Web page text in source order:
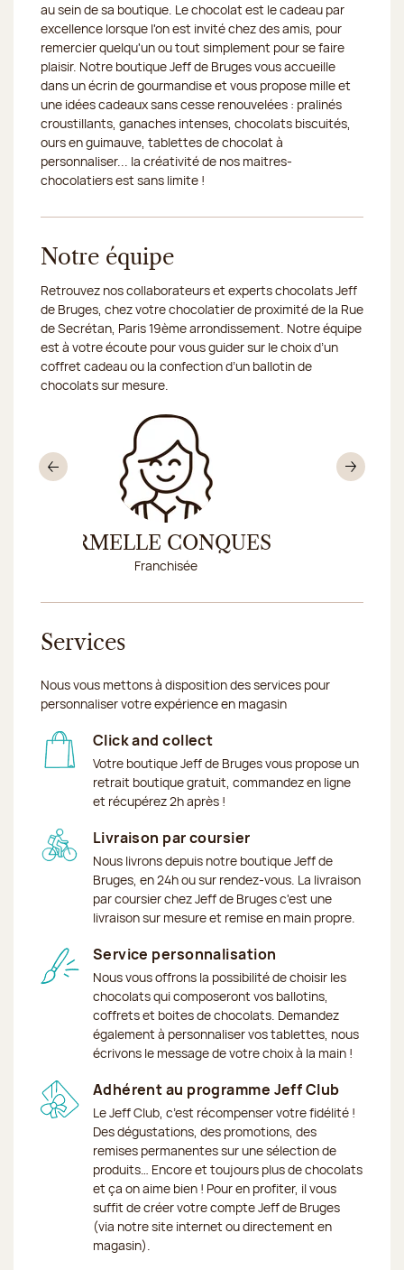
20/08/2026 Fermé
au sein de sa boutique. Le chocolat est le cadeau par
excellence lorsque l'on est invité chez des amis, pour
remercier quelqu'un ou tout simplement pour se faire
plaisir. Notre boutique Jeff de Bruges vous accueille
dans un écrin de gourmandise et vous propose mille et
une idées cadeaux sans cesse renouvelées : pralinés
croustillants, ganaches intenses, chocolats biscuités,
ours en guimauve, tablettes de chocolat à
personnaliser... la créativité de nos maitres-
chocolatiers est sans limite !
Notre équipe
Retrouvez nos collaborateurs et experts chocolats Jeff
de Bruges, chez votre chocolatier de proximité de la Rue
de Secrétan, Paris 19ème arrondissement. Notre équipe
est à votre écoute pour vous guider sur le choix d’un
coffret cadeau ou la confection d’un ballotin de
chocolats sur mesure.
ARMELLE CONQUES
Franchisée
Précédent
Services
Nous vous mettons à disposition des services pour
personnaliser votre expérience en magasin
Click and collect
Votre boutique Jeff de Bruges vous propose un
retrait boutique gratuit, commandez en ligne
et récupérez 2h après !
Livraison par coursier
Nous livrons depuis notre boutique Jeff de
Bruges, en 24h ou sur rendez-vous. La livraison
par coursier chez Jeff de Bruges c'est une
livraison sur mesure et remise en main propre.
Service personnalisation
Nous vous offrons la possibilité de choisir les
chocolats qui composeront vos ballotins,
coffrets et boites de chocolats. Demandez
également à personnaliser vos tablettes, nous
écrivons le message de votre choix à la main !
Adhérent au programme Jeff Club
Le Jeff Club, c’est récompenser votre fidélité !
Des dégustations, des promotions, des
remises permanentes sur une sélection de
produits… Encore et toujours plus de chocolats
et ça on aime bien ! Pour en profiter, il vous
suffit de créer votre compte Jeff de Bruges
(via notre site internet ou directement en
magasin).